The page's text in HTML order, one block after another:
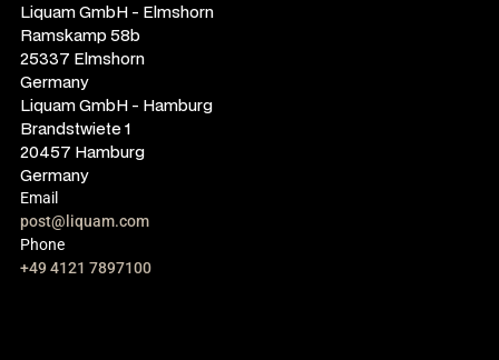
Liquam GmbH - Elmshorn
Ramskamp 58b
25337 Elmshorn
Germany
Liquam GmbH - Hamburg
Brandstwiete 1
20457 Hamburg
Germany
Email
post@liquam.com
Phone
+49 4121 7897100